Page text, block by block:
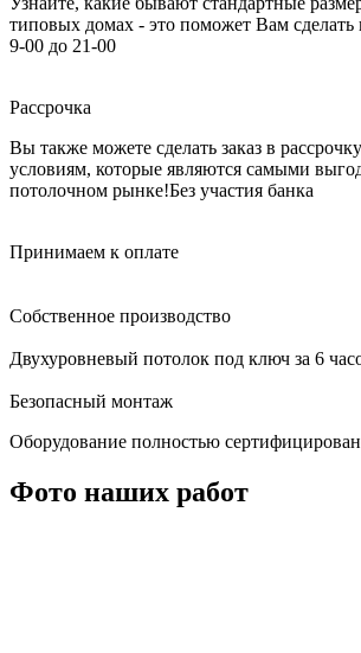
типовых домах - это поможет Вам сделать
9-00 до 21-00
Рассрочка
Вы также можете сделать заказ в
условиям, которые являются самыми
потолочном рынке!Без участия банка
Принимаем к оплате
Собственное производство
Двухуровневый потолок под ключ за 6
Безопасный монтаж
Оборудование полностью
Фото наших работ